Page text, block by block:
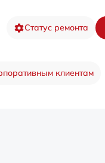
Статус ремонта
клиентам